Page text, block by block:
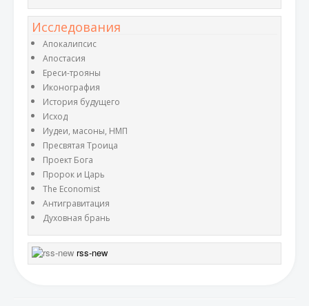
Исследования
Апокалипсис
Апостасия
Ереси-трояны
Иконография
История будущего
Исход
Иудеи, масоны, НМП
Пресвятая Троица
Проект Бога
Пророк и Царь
The Economist
Антигравитация
Духовная брань
rss-new